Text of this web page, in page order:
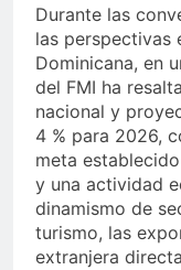
Durante las
las perspectivas
Dominicana, en
del FMI ha
nacional y
4 % para 2026,
meta
y una actividad
dinamismo de
turismo, las
extranjera